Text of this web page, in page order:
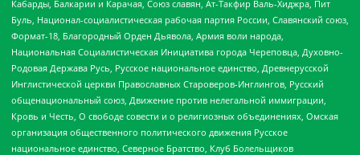
Кабарды, Балкарии и Карачая, Союз славян, Ат-Такфир Валь-Хиджра, Пит
Буль, Национал-социалистическая рабочая партия России, Славянский союз,
Формат-18, Благородный Орден Дьявола, Армия воли народа,
Национальная Социалистическая Инициатива города Череповца, Духовно-
Родовая Держава Русь, Русское национальное единство, Древнерусской
Инглистической церкви Православных Староверов-Инглингов, Русский
общенациональный союз, Движение против нелегальной иммиграции,
Кровь и Честь, О свободе совести и о религиозных объединениях, Омская
организация общественного политического движения Русское
национальное единство, Северное Братство, Клуб Болельщиков